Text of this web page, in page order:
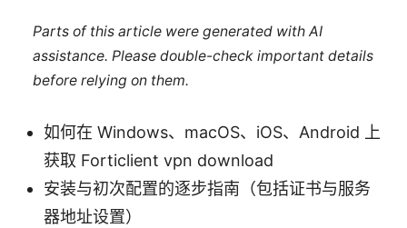
Parts of this article were generated with AI
assistance. Please double-check important details
before relying on them.
如何在 Windows、macOS、iOS、Android 上
获取 Forticlient vpn download
安装与初次配置的逐步指南（包括证书与服务
器地址设置）